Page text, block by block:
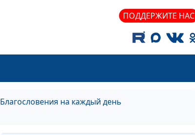
ПОДДЕРЖИТЕ НАС
Благословения на каждый день
Дмитрий Булатов,
#91
«Прощаются тебе
Дмитрий Булатов,
#89